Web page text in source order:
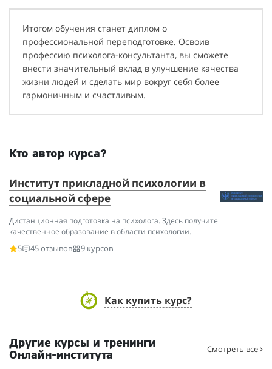
Итогом обучения станет диплом о
профессиональной переподготовке. Освоив
профессию психолога-консультанта, вы сможете
внести значительный вклад в улучшение качества
жизни людей и сделать мир вокруг себя более
гармоничным и счастливым.
Кто автор курса?
Институт прикладной психологии в
социальной сфере
Дистанционная подготовка на психолога. Здесь получите
качественное образование в области психологии.
5
45 отзывов 9 курсов
Как купить курс?
Другие курсы и тренинги
Онлайн-института
Смотреть все